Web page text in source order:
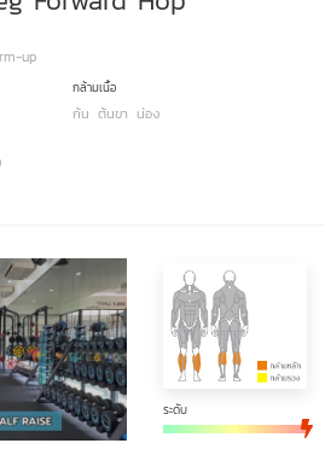
up
กล้ามเนื้อ
ก้น ต้นขา น่อง
ระดับ